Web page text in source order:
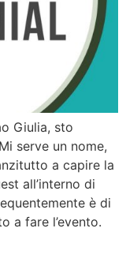
Giulia, sto
serve un nome,
a capire la
all’interno di
è di
a fare l’evento.